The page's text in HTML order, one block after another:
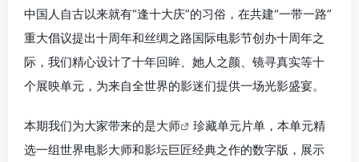
中国人自古以来就有“逢十大庆”的习俗，在共建“一带一路”
重大倡议提出十周年和丝绸之路国际电影节创办十周年之
际，我们精心设计了十年回眸、她人之颜、镜寻真实等十
个展映单元，为来自全世界的影迷们提供一场光影盛宴。
本期我们为大家带来的是大师
珍藏单元片单，本单元精
选一组世界电影大师和影坛巨匠经典之作的数字版，展示